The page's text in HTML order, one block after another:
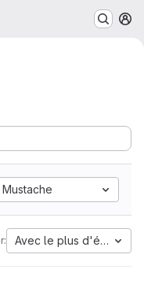
Mustache
Avec le plus d'étoiles